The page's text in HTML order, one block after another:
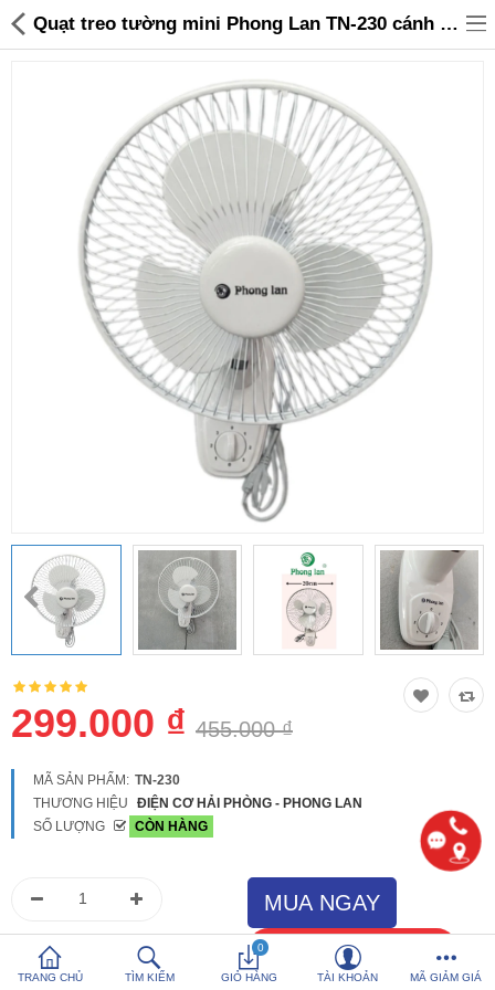
Đồ gia dụng & Nhà cửa
Điện gia dụng
Đồ tiện ích
Đồ chơi trẻ em
So sánh Yêu thích (0)
Hotline: 0816 505 655
Tải App SanHangRe nhận Quà
TRANG CHỦ TÌM KIẾM
0
GIỎ HÀNG TÀI KHOẢN MÃ GIẢM GIÁ
Quạt treo tường mini Phong Lan TN-230 cánh 20cm - Hàng chính hãng - 299,000 | Sanhangre
299.000 ₫ 455.000 ₫
MÃ SẢN PHẨM: TN-230
THƯƠNG HIỆU
ĐIỆN CƠ HẢI PHÒNG - PHONG LAN
SỐ LƯỢNG
CÒN HÀNG